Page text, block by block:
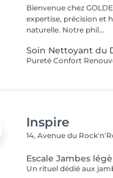
Bienvenue chez GOLDEN RATIO BEAUTY
expertise, précision et
naturelle. Notre phil...
Soin Nettoyant du
Inspire
14, Avenue du
Escale Jambes